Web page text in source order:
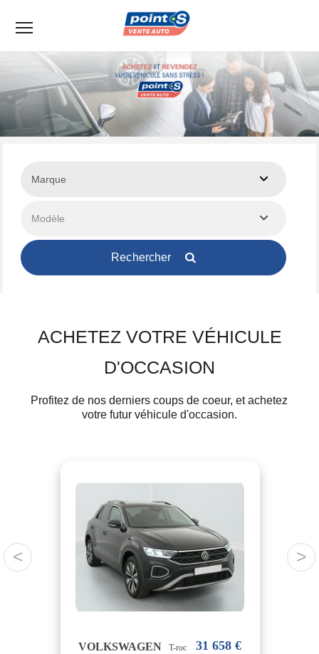
Rechercher
ACHETEZ VOTRE VÉHICULE
D'OCCASION
Profitez de nos derniers coups de coeur, et achetez
votre futur véhicule d'occasion.
<
VOLKSWAGEN T-roc 31 658 €
>